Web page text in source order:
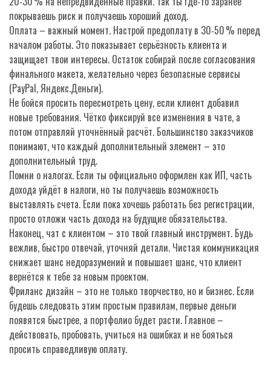
покрываешь риск и получаешь хороший доход.
Оплата – важный момент. Настрой предоплату в 30‑50 % перед
началом работы. Это показывает серьёзность клиента и
защищает твои интересы. Остаток собирай после согласования
финального макета, желательно через безопасные сервисы
(PayPal, Яндекс.Деньги).
Не бойся просить пересмотреть цену, если клиент добавил
новые требования. Чётко фиксируй все изменения в чате, а
потом отправляй уточнённый расчёт. Большинство заказчиков
понимают, что каждый дополнительный элемент – это
дополнительный труд.
Помни о налогах. Если ты официально оформлен как ИП, часть
дохода уйдёт в налоги, но ты получаешь возможность
выставлять счета. Если пока хочешь работать без регистрации,
просто отложи часть дохода на будущие обязательства.
Наконец, чат с клиентом – это твой главный инструмент. Будь
вежлив, быстро отвечай, уточняй детали. Чистая коммуникация
снижает шанс недоразумений и повышает шанс, что клиент
вернётся к тебе за новым проектом.
Фриланс дизайн – это не только творчество, но и бизнес. Если
будешь следовать этим простым правилам, первые деньги
появятся быстрее, а портфолио будет расти. Главное –
действовать, пробовать, учиться на ошибках и не бояться
просить справедливую оплату.